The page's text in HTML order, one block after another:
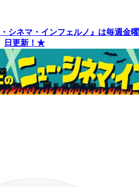
シネマ・インフェルノ』は毎週金曜
日更新！★